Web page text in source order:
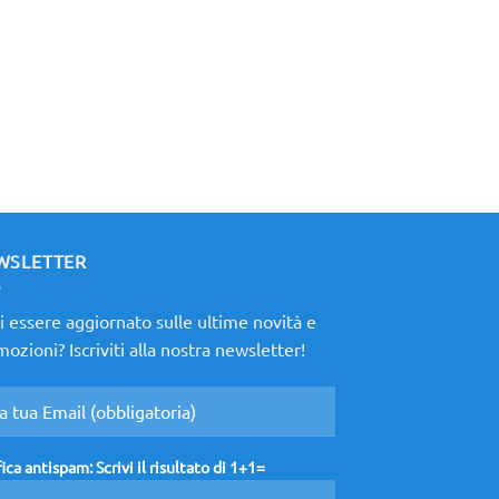
essere aggiornato sulle ultime novità e
Iscriviti alla nostra newsletter!
antispam: Scrivi il risultato di 1+1=